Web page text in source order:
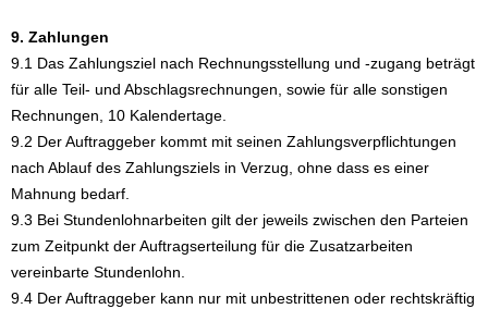
9. Zahlungen
9.1 Das Zahlungsziel nach Rechnungsstellung und -zugang beträgt
für alle Teil- und Abschlagsrechnungen, sowie für alle sonstigen
Rechnungen, 10 Kalendertage.
9.2 Der Auftraggeber kommt mit seinen Zahlungsverpflichtungen
nach Ablauf des Zahlungsziels in Verzug, ohne dass es einer
Mahnung bedarf.
9.3 Bei Stundenlohnarbeiten gilt der jeweils zwischen den Parteien
zum Zeitpunkt der Auftragserteilung für die Zusatzarbeiten
vereinbarte Stundenlohn.
9.4 Der Auftraggeber kann nur mit unbestrittenen oder rechtskräftig